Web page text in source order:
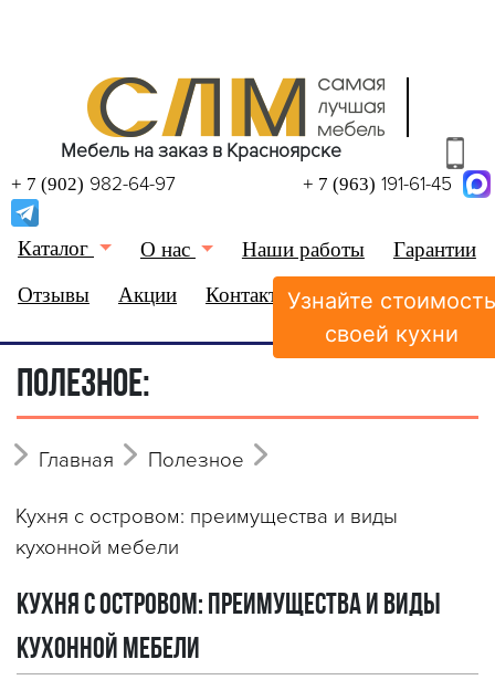
Узнайте стоимость
своей кухни
Мебель на заказ в Красноярске
+ 7 (902) 982-64-97 + 7 (963) 191-61-45
Каталог О нас Наши работы
Гарантии
Отзывы
Акции Контакты Избранное (0)
ПОЛЕЗНОЕ:
Главная Полезное
Кухня с островом: преимущества и виды
кухонной мебели
Кухня с островом: преимущества и виды
кухонной мебели